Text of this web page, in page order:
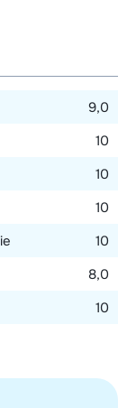
9,0
10
10
10
10
8,0
10